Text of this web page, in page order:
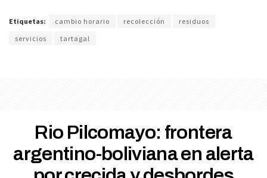
Etiquetas: cambio horario recolección
residuos
servicios
tartagal
Rio Pilcomayo: frontera
argentino-boliviana en alerta